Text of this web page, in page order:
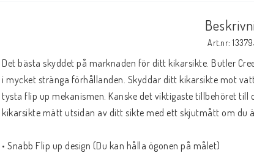
Art.nr:
Det bästa skyddet på marknaden för ditt kikarsikte. Butler
i mycket stränga förhållanden. Skyddar ditt kikarsikte mot
tysta flip up mekanismen. Kanske det viktigaste tillbehöret
kikarsikte mätt utsidan av ditt sikte med ett skjutmått om du
• Snabb Flip up design (Du kan hålla ögonen på målet)